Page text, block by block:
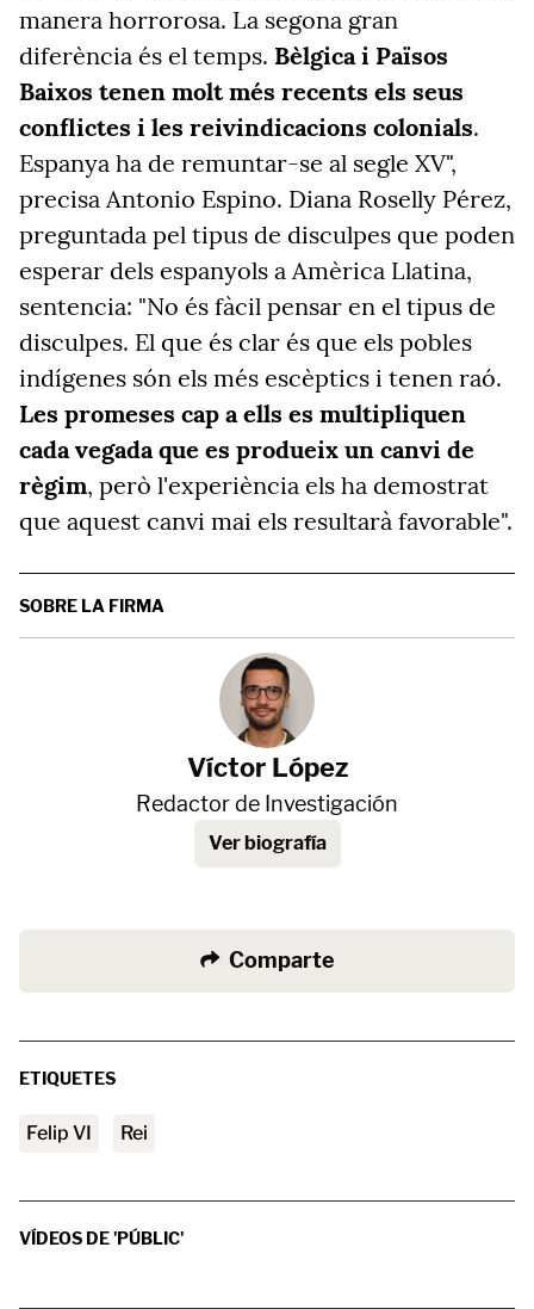
manera horrorosa. La segona gran
diferència és el temps. Bèlgica i Països
Baixos tenen molt més recents els seus
conflictes i les reivindicacions colonials.
Espanya ha de remuntar-se al segle XV",
precisa Antonio Espino. Diana Roselly Pérez,
preguntada pel tipus de disculpes que poden
esperar dels espanyols a Amèrica Llatina,
sentencia: "No és fàcil pensar en el tipus de
disculpes. El que és clar és que els pobles
indígenes són els més escèptics i tenen raó.
Les promeses cap a ells es multipliquen
cada vegada que es produeix un canvi de
règim, però l'experiència els ha demostrat
que aquest canvi mai els resultarà favorable".
SOBRE LA FIRMA
Víctor López
Redactor de Investigación
Ver biografía
Comparte
ETIQUETES
Felip VI rei
VÍDEOS DE 'PÚBLIC'